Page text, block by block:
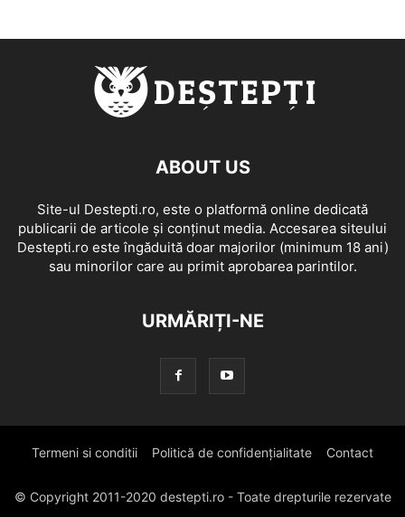
ABOUT US
Site-ul Destepti.ro, este o platformă online dedicată
publicarii de articole și conținut media. Accesarea siteului
Destepti.ro este îngăduită doar majorilor (minimum 18 ani)
sau minorilor care au primit aprobarea parintilor.
URMĂRIȚI-NE
Termeni si conditii Politică de confidențialitate Contact
© Copyright 2011-2020 destepti.ro - Toate drepturile rezervate